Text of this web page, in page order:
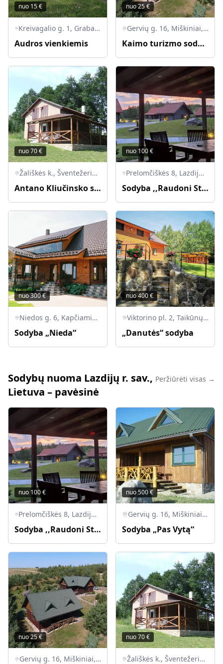
nuo 15€
Kreivagalio g. 1, Grabauka, Krosnos sen., Lazdijų r. sav., LT-67444
Audros vienkiemis
nuo25€
Gervių g. 16, Miškiniai, 67372 Lazdijų r. sav., Lietuva
Kaimo turizmo sodyba "Pas Vytą"
nuo70€
Žališkės k., Šventežerio sen., LT-67204 Lazdijų r.
Antano Kliučinsko sodyba „Žališkė“
nuo 100€
Prelomčiškės 8, Lazdijų rajonas, 67472 Šventežerio seniūnija
Sodyba ,,Raudoni Stogai"
nuo300€
Niedos g. 6, Kapčiamiesčio sen., LT-67313 Lazdijų r.
Sodyba „Nieda“
nuo400€
Viktorino pl. 2, Taikūnų k., Veisiejų sen., Lazdijų r.
„Danutės“ sodyba
Sodybų nuoma Lazdijų r. sav.,
Lietuva – pavėsinė
Peržiūrėti visas →
nuo 100€
Prelomčiškės 8, Lazdijų rajonas, 67472 Šventežerio seniūnija
Sodyba ,,Raudoni Stogai"
nuo500€
Gervių g. 16, Miškiniai, LT-67047 Lazdijų r.
Sodyba „Pas Vytą“
nuo25€
Gervių g. 16, Miškiniai, 67372 Lazdijų r. sav., Lietuva
nuo70€
Žališkės k., Šventežerio sen., LT-67204 Lazdijų r.